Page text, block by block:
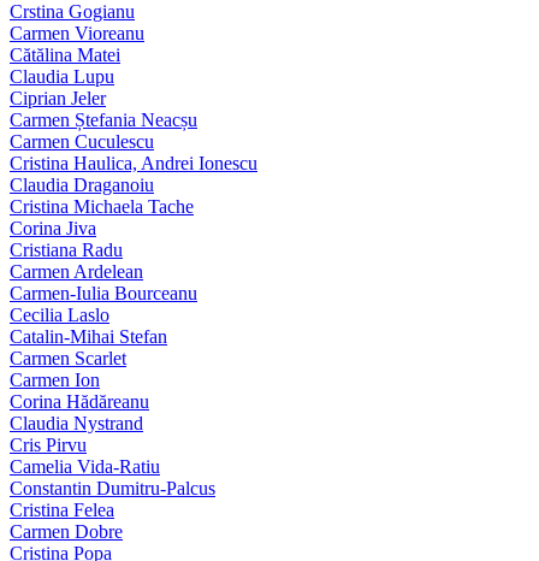
Crstina Gogianu
Carmen Vioreanu
Cătălina Matei
Claudia Lupu
Ciprian Jeler
Carmen Ștefania Neacșu
Carmen Cuculescu
Cristina Haulica, Andrei Ionescu
Claudia Draganoiu
Cristina Michaela Tache
Corina Jiva
Cristiana Radu
Carmen Ardelean
Carmen-Iulia Bourceanu
Cecilia Laslo
Catalin-Mihai Stefan
Carmen Scarlet
Carmen Ion
Corina Hădăreanu
Claudia Nystrand
Cris Pirvu
Camelia Vida-Ratiu
Constantin Dumitru‑Palcus
Cristina Felea
Carmen Dobre
Cristina Popa